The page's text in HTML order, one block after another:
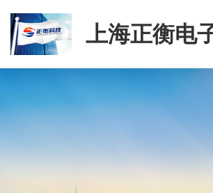
上海正衡电